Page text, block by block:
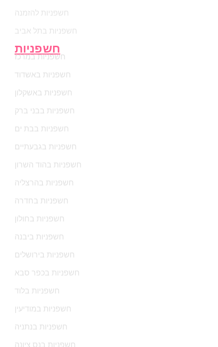
חשפניות להזמנה
חשפניות בתל אביב
חשפניות
חשפניות במרכז
חשפניות באשדוד
חשפניות באשקלון
חשפניות בבני ברק
חשפניות בבת ים
חשפניות בגבעתיים
חשפניות בהוד השרון
חשפניות בהרצליה
חשפניות בחדרה
חשפניות בחולון
חשפניות ביבנה
חשפניות בירושלים
חשפניות בכפר סבא
חשפניות בלוד
חשפניות במודיעין
חשפניות בנתניה
חשפניות בנס ציונה